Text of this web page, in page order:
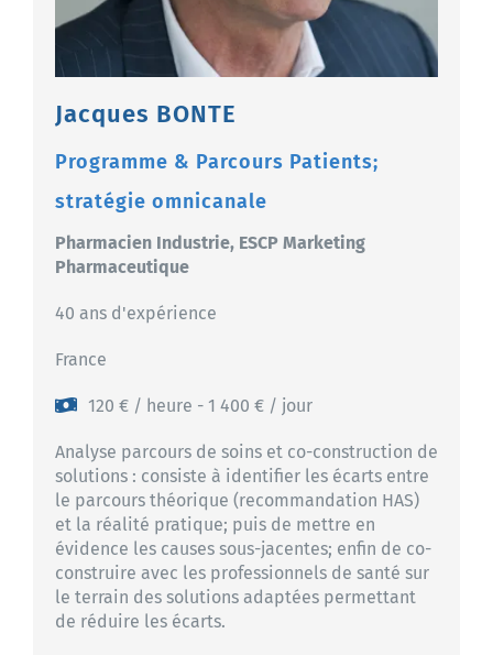
Jacques BONTE
Programme & Parcours Patients;
stratégie omnicanale
Pharmacien Industrie, ESCP Marketing
Pharmaceutique
40 ans d'expérience
France
120 € / heure - 1 400 € / jour
Analyse parcours de soins et co-construction de
solutions : consiste à identifier les écarts entre
le parcours théorique (recommandation HAS)
et la réalité pratique; puis de mettre en
évidence les causes sous-jacentes; enfin de co-
construire avec les professionnels de santé sur
le terrain des solutions adaptées permettant
de réduire les écarts.